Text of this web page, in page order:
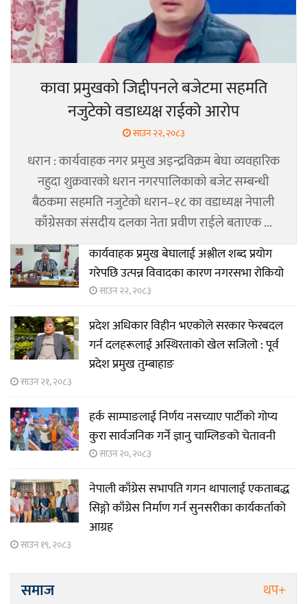
कावा प्रमुखको जिद्दीपनले बजेटमा सहमति
नजुटेको वडाध्यक्ष राईको आरोप
साउन २२, २०८३
धरान : कार्यवाहक नगर प्रमुख अइन्द्रविक्रम बेघा व्यवहारिक
नहुदा शुक्रवारको धरान नगरपालिकाको बजेट सम्बन्धी
बैठकमा सहमति नजुटेको धरान–१८ का वडाध्यक्ष नेपाली
काँग्रेसका संसदीय दलका नेता प्रवीण राईले बताएक ...
कार्यवाहक प्रमुख बेघालाई अश्लील शब्द प्रयोग
गरेपछि उत्पन्न विवादका कारण नगरसभा रोकियो
साउन २२, २०८३
प्रदेश अधिकार विहीन भएकोले सरकार फेरबदल
गर्न दलहरूलाई अस्थिरताको खेल सजिलो : पूर्व
प्रदेश प्रमुख तुम्बाहाङ
साउन २१, २०८३
हर्क साम्पाङलाई निर्णय नसच्याए पार्टीको गोप्य
कुरा सार्वजनिक गर्ने ज्ञानु चाम्लिङको चेतावनी
साउन २०, २०८३
नेपाली काँग्रेस सभापति गगन थापालाई एकताबद्ध
सिङ्गो काँग्रेस निर्माण गर्न सुनसरीका कार्यकर्ताको
आग्रह
साउन १९, २०८३
समाज थप+